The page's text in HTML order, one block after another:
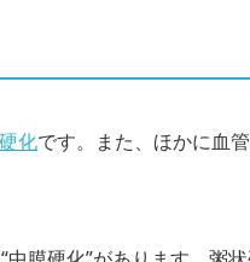
化です。また、ほかに血